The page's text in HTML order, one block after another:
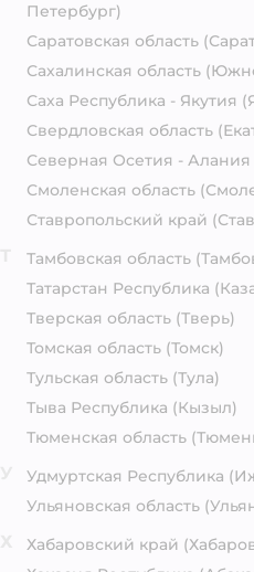
Петербург)
Саратовская область
Сахалинская область
Саха Республика - Якутия
Свердловская область
Северная Осетия - Алания
Смоленская область
Ставропольский край
Тамбовская область
Татарстан Республика
Тверская область (Тверь)
Томская область (Томск)
Тульская область (Тула)
Тыва Республика (Кызыл)
Тюменская область
Удмуртская Республика
Ульяновская область
Хабаровский край